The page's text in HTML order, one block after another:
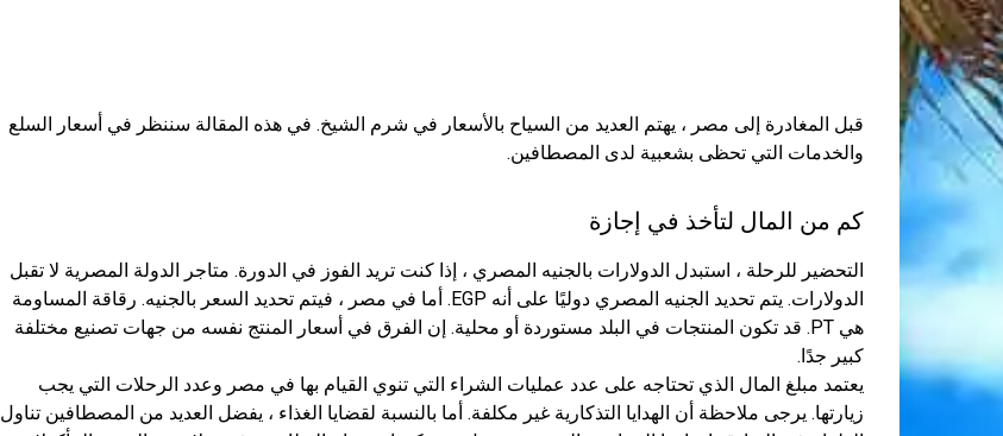
قبل المغادرة إلى مصر ، يهتم العديد من السياح بالأسعار في شرم الشيخ. في هذه المقالة سننظر في أسعار السلع
والخدمات التي تحظى بشعبية لدى المصطافين.
كم من المال لتأخذ في إجازة
التحضير للرحلة ، استبدل الدولارات بالجنيه المصري ، إذا كنت تريد الفوز في الدورة. متاجر الدولة المصرية لا تقبل
الدولارات. يتم تحديد الجنيه المصري دوليًا على أنه EGP. أما في مصر ، فيتم تحديد السعر بالجنيه. رقاقة المساومة
هي PT. قد تكون المنتجات في البلد مستوردة أو محلية. إن الفرق في أسعار المنتج نفسه من جهات تصنيع مختلفة
كبير جدًا.
يعتمد مبلغ المال الذي تحتاجه على عدد عمليات الشراء التي تنوي القيام بها في مصر وعدد الرحلات التي يجب
زيارتها. يرجى ملاحظة أن الهدايا التذكارية غير مكلفة. أما بالنسبة لقضايا الغذاء ، يفضل العديد من المصطافين تناول